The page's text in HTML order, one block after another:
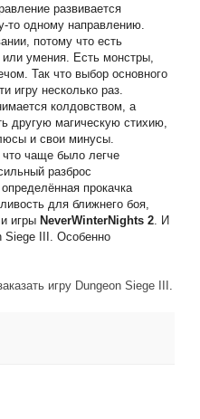
развивается
то одному направлению.
потому что есть
или умения. Есть монстры,
Так что выбор основного
игру несколько раз.
колдовством, а
другую магическую стихию,
и свои минусы.
чаще было легче
разброс
прокачка
для ближнего боя,
игры NeverWinterNights 2 . И
Siege III. Особенно
игру Dungeon Siege III